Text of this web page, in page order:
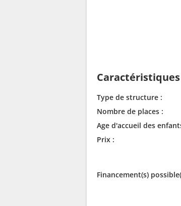
Type de structure :
Nombre de places :
Age d'accueil des
Prix :
Financement(s)